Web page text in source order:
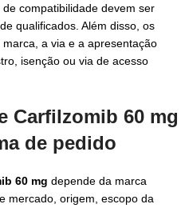
compatibilidade devem ser
qualificados. Além disso, os
a via e a apresentação
isenção ou via de acesso
Carfilzomib 60 mg
de pedido
60 mg depende da marca
mercado, origem, escopo da